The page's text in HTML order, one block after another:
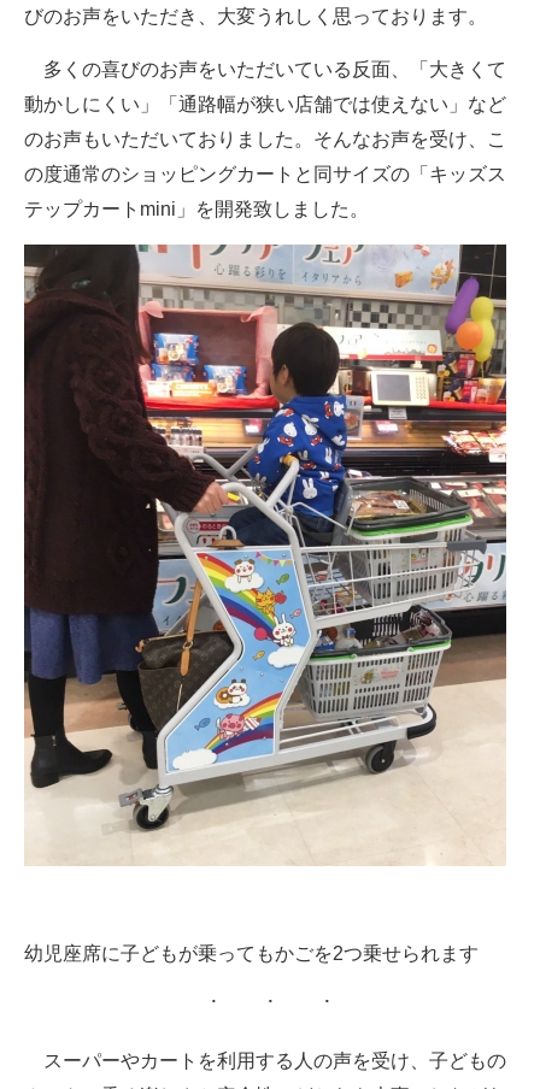
びのお声をいただき、大変うれしく思っております。
多くの喜びのお声をいただいている反面、「大きくて
動かしにくい」「通路幅が狭い店舗では使えない」など
のお声もいただいておりました。そんなお声を受け、こ
の度通常のショッピングカートと同サイズの「キッズス
テップカートmini」を開発致しました。
幼児座席に子どもが乗ってもかごを2つ乗せられます
スーパーやカートを利用する人の声を受け、子どもの